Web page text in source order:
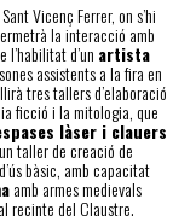
Vicenç Ferrer, on s’hi
la interacció amb
l’habilitat d’un artista
assistents a la fira en
tres tallers d’elaboració
ficció i la mitologia, que
làser i clauers
taller de creació de
bàsic, amb capacitat
amb armes medievals
recinte del Claustre.